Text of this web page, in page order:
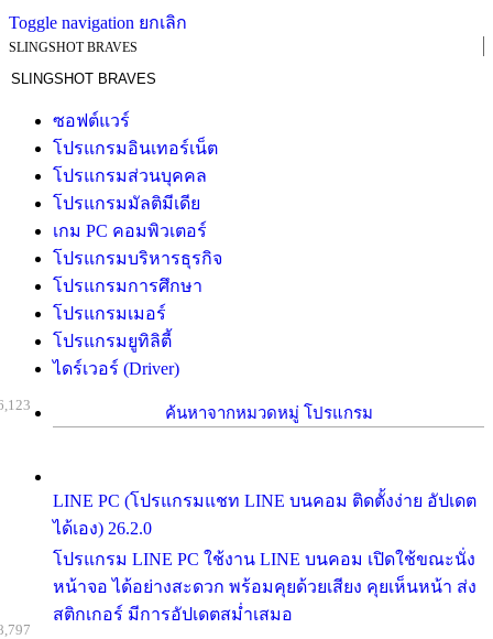
Toggle navigation ยกเลิก
SLINGSHOT BRAVES
ซอฟต์แวร์
โปรแกรมอินเทอร์เน็ต
โปรแกรมส่วนบุคคล
โปรแกรมมัลติมีเดีย
เกม PC คอมพิวเตอร์
โปรแกรมบริหารธุรกิจ
โปรแกรมการศึกษา
โปรแกรมเมอร์
โปรแกรมยูทิลิตี้
ไดร์เวอร์ (Driver)
ค้นหาจากหมวดหมู่ โปรแกรม
LINE PC (โปรแกรมแชท LINE บนคอม ติดตั้งง่าย อัปเดต
ได้เอง) 26.2.0
โปรแกรม LINE PC ใช้งาน LINE บนคอม เปิดใช้ขณะนั่ง
หน้าจอ ได้อย่างสะดวก พร้อมคุยด้วยเสียง คุยเห็นหน้า ส่ง
สติกเกอร์ มีการอัปเดตสม่ำเสมอ